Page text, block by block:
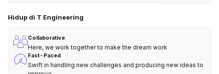
Hidup di T Engineering
Collaborative
Here, we work together to make the dream work
Fast-Paced
Swift in handling new challenges and producing new ideas to